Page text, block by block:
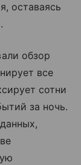
оставаясь
.
обзор
все
сотни
за ночь.